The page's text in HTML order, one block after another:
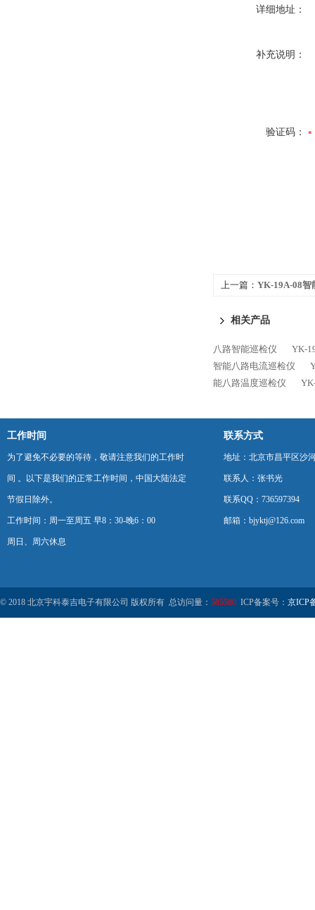
详细地址：
补充说明：
验证码：
上一篇： YK-19A-08智
相关产品
八路智能巡检仪
YK-
智能八路电流巡检仪
能八路温度巡检仪
工作时间
为了避免不必要的等待，敬请注意我们的工作时
间 。以下是我们的正常工作时间，中国大陆法定
节假日除外。
工作时间：周一至周五 早8：30-晚6：00
周日、周六休息
联系方式
地址：北京市昌平区沙
联系人：张书光
联系QQ：736597394
邮箱：bjyktj@126.com
© 2018 北京宇科泰吉电子有限公司 版权所有 总访问量： 585580 ICP备案号： 京ICP